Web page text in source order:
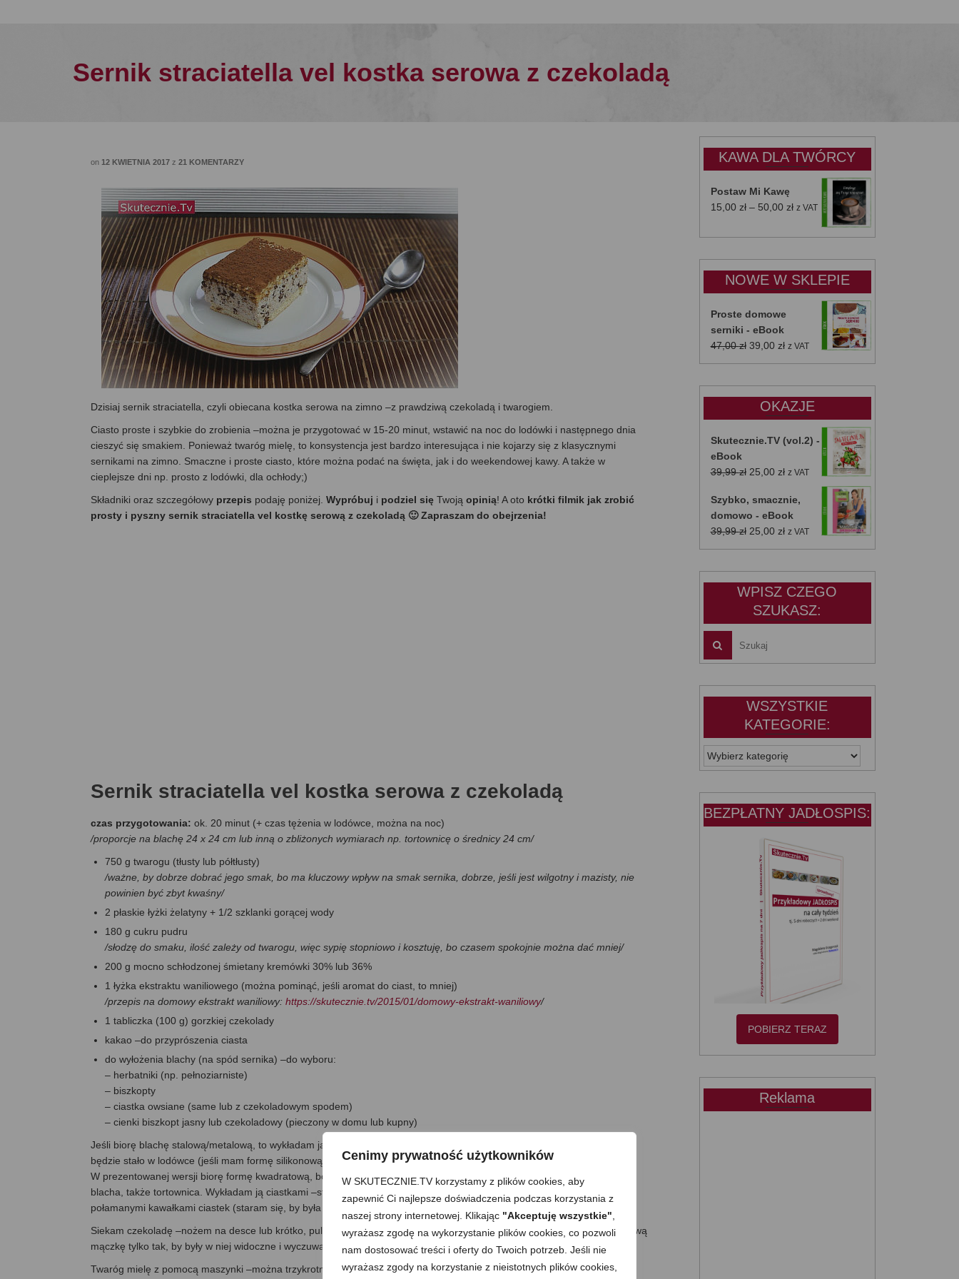
Cenimy prywatność użytkowników
W SKUTECZNIE.TV korzystamy z plików cookies, aby
zapewnić Ci najlepsze doświadczenia podczas korzystania z
naszej strony internetowej. Klikając "Akceptuję wszystkie"
wyrażasz zgodę na wykorzystanie plików cookies, co pozwoli
nam dostosować treści i oferty do Twoich potrzeb. Jeśli nie
wyrażasz zgody na korzystanie z nieistotnych plików cookies,
Sernik straciatella vel kostka serowa z czekoladą
on 12 KWIETNIA 2017 z 21 KOMENTARZY
Dzisiaj sernik straciatella, czyli obiecana kostka serowa na zimno –z prawdziwą czekoladą i twarogiem.
Ciasto proste i szybkie do zrobienia –można je przygotować w 15-20 minut, wstawić na noc do lodówki i następnego dnia
cieszyć się smakiem. Ponieważ twaróg mielę, to konsystencja jest bardzo interesująca i nie kojarzy się z klasycznymi
sernikami na zimno. Smaczne i proste ciasto, które można podać na święta, jak i do weekendowej kawy. A także w
cieplejsze dni np. prosto z lodówki, dla ochłody;)
Składniki oraz szczegółowy przepis podaję poniżej. Wypróbuj i podziel się Twoją opinią! A oto krótki filmik jak zrobić
prosty i pyszny sernik straciatella vel kostkę serową z czekoladą 🙂 Zapraszam do obejrzenia!
Sernik straciatella vel kostka serowa z czekoladą
czas przygotowania: ok. 20 minut (+ czas tężenia w lodówce, można na noc)
/proporcje na blachę 24 x 24 cm lub inną o zbliżonych wymiarach np. tortownicę o średnicy 24 cm/
750 g twarogu (tłusty lub półtłusty)
/ważne, by dobrze dobrać jego smak, bo ma kluczowy wpływ na smak sernika, dobrze, jeśli jest wilgotny i mazisty, nie
powinien być zbyt kwaśny/
2 płaskie łyżki żelatyny + 1/2 szklanki gorącej wody
180 g cukru pudru
/słodzę do smaku, ilość zależy od twarogu, więc sypię stopniowo i kosztuję, bo czasem spokojnie można dać mniej/
200 g mocno schłodzonej śmietany kremówki 30% lub 36%
1 łyżka ekstraktu waniliowego (można pominąć, jeśli aromat do ciast, to mniej)
/przepis na domowy ekstrakt waniliowy: https://skutecznie.tv/2015/01/domowy-ekstrakt-waniliowy/
1 tabliczka (100 g) gorzkiej czekolady
kakao –do przyprószenia ciasta
do wyłożenia blachy (na spód sernika) –do wyboru:
– herbatniki (np. pełnoziarniste)
– biszkopty
– ciastka owsiane (same lub z czekoladowym spodem)
– cienki biszkopt jasny lub czekoladowy (pieczony w domu lub kupny)
Jeśli biorę blachę stalową/metalową, to wykładam ją folią spożywczą, żeby ciasto nie przeszło zapachem metalu, gdy
będzie stało w lodówce (jeśli mam formę silikonową lub inną o odpowiedniej powłoce, to pomijam).
W prezentowanej wersji biorę formę kwadratową, bo spód zrobię z herbatników, ale oczywiście to może być dowolna
blacha, także tortownica. Wykładam ją ciastkami –starannie ciastko przy ciastku, a przerwy, jeśli trzeba uzupełniam
połamanymi kawałkami ciastek (staram się, by była to jedna warstwa i aby ciastka na siebie nie nachodziły).
Siekam czekoladę –nożem na desce lub krótko, pulsacyjnie blenderem. Powinna być rozdrobniona, ale nie na czekoladową
mączkę tylko tak, by były w niej widoczne i wyczuwalne drobinki czekolady.
Twaróg mielę z pomocą maszynki –można trzykrotnie. Jeśli jest wilgotny i mazisty, wystarczy tylko raz.
KAWA DLA TWÓRCY
Postaw Mi Kawę
15,00 zł – 50,00 złZakres
od
do
50,00 zł
z VAT
NOWE W SKLEPIE
Proste domowe
serniki - eBook
47,00zł Pierwotna
cena
39,00 złAktualna
cena
z VAT
OKAZJE
Skutecznie.TV (vol.2) -
eBook
39,99zł Pierwotna
wynosiła:
39,99 zł.
25,00 złAktualna
wynosi:
25,00 zł.
z VAT
Szybko, smacznie,
domowo - eBook
39,99zł Pierwotna
cena
25,00 złAktualna
cena
z VAT
WPISZ CZEGO
SZUKASZ:
WSZYSTKIE
KATEGORIE:
WSZYSTKIE
KATEGORIE:
BEZPŁATNY JADŁOSPIS:
POBIERZ TERAZ
Reklama